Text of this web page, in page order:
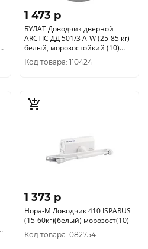
1 473 p
БУЛАТ Доводчик дверной
ARCTIC ДД 501/3 A-W (25-85 кг)
белый, морозостойкий (10)
704827
Код товара: 110424
1 373 p
Нора-М Доводчик 410 ISPARUS
(15-60кг)(белый) морозост(10)
Код товара: 082754